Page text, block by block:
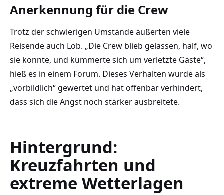
Anerkennung für die Crew
Trotz der schwierigen Umstände äußerten viele
Reisende auch Lob. „Die Crew blieb gelassen, half, wo
sie konnte, und kümmerte sich um verletzte Gäste“,
hieß es in einem Forum. Dieses Verhalten wurde als
„vorbildlich“ gewertet und hat offenbar verhindert,
dass sich die Angst noch stärker ausbreitete.
Hintergrund:
Kreuzfahrten und
extreme Wetterlagen